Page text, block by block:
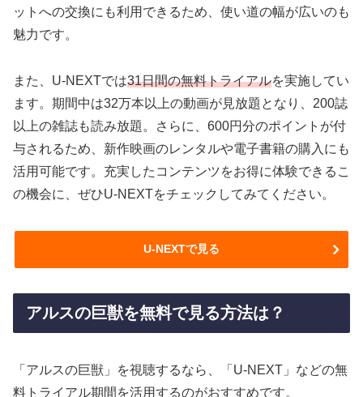
ットへの交換にも利用できるため、使い道の幅が広いのも
魅力です。
また、U-NEXTでは31日間の無料トライアルを実施してい
ます。期間中は32万本以上の動画が見放題となり、200誌
以上の雑誌も読み放題。さらに、600円分のポイントが付
与されるため、新作映画のレンタルや電子書籍の購入にも
活用可能です。充実したコンテンツをお得に体験できるこ
の機会に、ぜひU-NEXTをチェックしてみてください。
U-NEXTで見る
アルスの巨獣を無料で見る方法は？
「アルスの巨獣」を視聴するなら、「U-NEXT」などの無
料トライアル期間を活用するのがおすすめです。